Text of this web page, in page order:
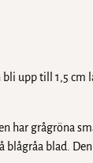
upp till 1,5
har grågröna
blågråa blad.